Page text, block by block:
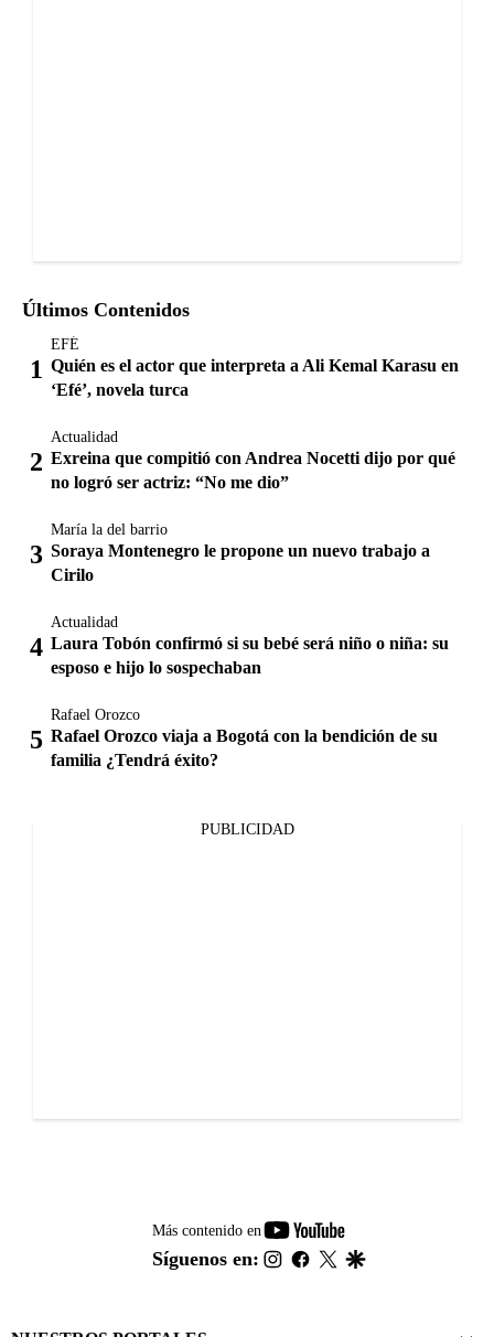
Últimos Contenidos
EFÉ
Quién es el actor que interpreta a Ali Kemal Karasu en
‘Efé’, novela turca
Actualidad
Exreina que compitió con Andrea Nocetti dijo por qué
no logró ser actriz: “No me dio”
María la del barrio
Soraya Montenegro le propone un nuevo trabajo a
Cirilo
Actualidad
Laura Tobón confirmó si su bebé será niño o niña: su
esposo e hijo lo sospechaban
Rafael Orozco
Rafael Orozco viaja a Bogotá con la bendición de su
familia ¿Tendrá éxito?
PUBLICIDAD
Más contenido en
youtube-
footer
Síguenos en: instagram
facebook
twitter